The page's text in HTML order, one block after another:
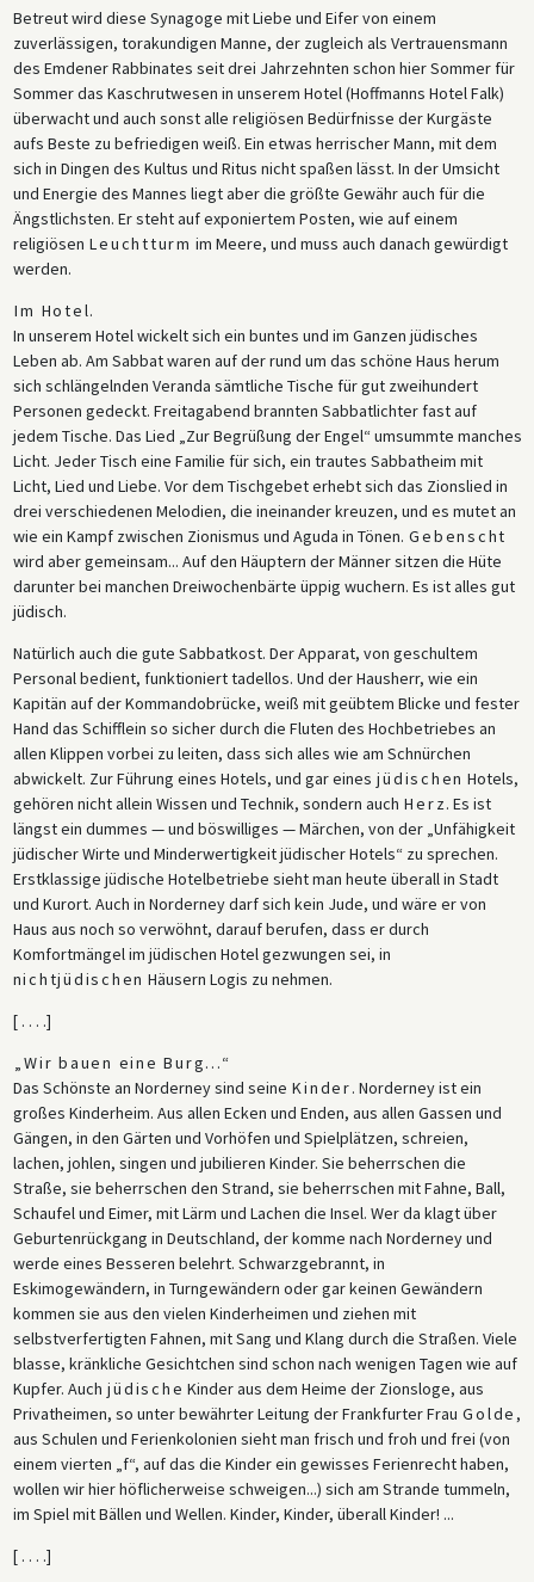
Betreut wird diese Synagoge mit Liebe und Eifer von einem
zuverlässigen, torakundigen Manne, der zugleich als Vertrauensmann
des Emdener Rabbinates seit drei Jahrzehnten schon hier Sommer für
Sommer das Kaschrutwesen in unserem Hotel (Hoffmanns Hotel Falk)
überwacht und auch sonst alle religiösen Bedürfnisse der Kurgäste
aufs Beste zu befriedigen weiß. Ein etwas herrischer Mann, mit dem
sich in Dingen des Kultus und Ritus nicht spaßen lässt. In der Umsicht
und Energie des Mannes liegt aber die größte Gewähr auch für die
Ängstlichsten. Er steht auf exponiertem Posten, wie auf einem
religiösen Leuchtturm im Meere, und muss auch danach gewürdigt
werden.
Im Hotel.
In unserem Hotel wickelt sich ein buntes und im Ganzen jüdisches
Leben ab. Am Sabbat waren auf der rund um das schöne Haus herum
sich schlängelnden Veranda sämtliche Tische für gut zweihundert
Personen gedeckt. Freitagabend brannten Sabbatlichter fast auf
jedem Tische. Das Lied „Zur Begrüßung der Engel“ umsummte manches
Licht. Jeder Tisch eine Familie für sich, ein trautes Sabbatheim mit
Licht, Lied und Liebe. Vor dem Tischgebet erhebt sich das Zionslied in
drei verschiedenen Melodien, die ineinander kreuzen, und es mutet an
wie ein Kampf zwischen Zionismus und Aguda in Tönen. Gebenscht
wird aber gemeinsam... Auf den Häuptern der Männer sitzen die Hüte
darunter bei manchen Dreiwochenbärte üppig wuchern. Es ist alles gut
jüdisch.
Natürlich auch die gute Sabbatkost. Der Apparat, von geschultem
Personal bedient, funktioniert tadellos. Und der Hausherr, wie ein
Kapitän auf der Kommandobrücke, weiß mit geübtem Blicke und fester
Hand das Schifflein so sicher durch die Fluten des Hochbetriebes an
allen Klippen vorbei zu leiten, dass sich alles wie am Schnürchen
abwickelt. Zur Führung eines Hotels, und gar eines jüdischen Hotels,
gehören nicht allein Wissen und Technik, sondern auch Herz. Es ist
längst ein dummes — und böswilliges — Märchen, von der „Unfähigkeit
jüdischer Wirte und Minderwertigkeit jüdischer Hotels“ zu sprechen.
Erstklassige jüdische Hotelbetriebe sieht man heute überall in Stadt
und Kurort. Auch in Norderney darf sich kein Jude, und wäre er von
Haus aus noch so verwöhnt, darauf berufen, dass er durch
Komfortmängel im jüdischen Hotel gezwungen sei, in
nichtjüdischen Häusern Logis zu nehmen.
[ . . . .]
„Wir bauen eine Burg…“
Das Schönste an Norderney sind seine Kinder. Norderney ist ein
großes Kinderheim. Aus allen Ecken und Enden, aus allen Gassen und
Gängen, in den Gärten und Vorhöfen und Spielplätzen, schreien,
lachen, johlen, singen und jubilieren Kinder. Sie beherrschen die
Straße, sie beherrschen den Strand, sie beherrschen mit Fahne, Ball,
Schaufel und Eimer, mit Lärm und Lachen die Insel. Wer da klagt über
Geburtenrückgang in Deutschland, der komme nach Norderney und
werde eines Besseren belehrt. Schwarzgebrannt, in
Eskimogewändern, in Turngewändern oder gar keinen Gewändern
kommen sie aus den vielen Kinderheimen und ziehen mit
selbstverfertigten Fahnen, mit Sang und Klang durch die Straßen. Viele
blasse, kränkliche Gesichtchen sind schon nach wenigen Tagen wie auf
Kupfer. Auch jüdische Kinder aus dem Heime der Zionsloge, aus
Privatheimen, so unter bewährter Leitung der Frankfurter Frau Golde ,
aus Schulen und Ferienkolonien sieht man frisch und froh und frei (von
einem vierten „f“, auf das die Kinder ein gewisses Ferienrecht haben,
wollen wir hier höflicherweise schweigen...) sich am Strande tummeln,
im Spiel mit Bällen und Wellen. Kinder, Kinder, überall Kinder! ...
[ . . . .]